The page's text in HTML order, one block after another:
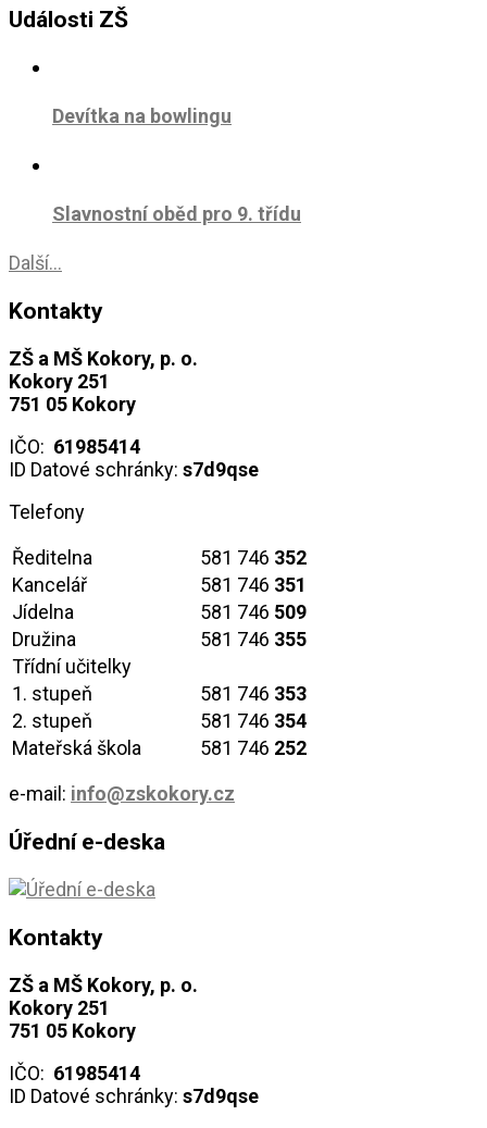
Události ZŠ
Devítka na bowlingu
Slavnostní oběd pro 9. třídu
Další...
Kontakty
ZŠ a MŠ Kokory, p. o.
Kokory 251
751 05 Kokory
IČO: 61985414
ID Datové schránky: s7d9qse
Telefony
Ředitelna
581 746 352
Kancelář
581 746 351
Jídelna
581 746 509
Družina
581 746 355
Třídní učitelky
1. stupeň
581 746 353
2. stupeň
581 746 354
Mateřská škola
581 746 252
e-mail: info@zskokory.cz
Úřední e-deska
Kontakty
ZŠ a MŠ Kokory, p. o.
Kokory 251
751 05 Kokory
IČO: 61985414
ID Datové schránky: s7d9qse